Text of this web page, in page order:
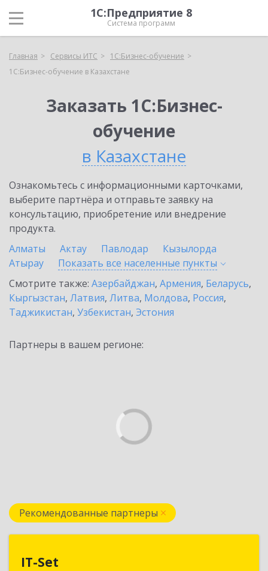
1С:Предприятие 8
Система программ
Главная Сервисы ИТС
1С:Бизнес-обучение
1С:Бизнес-обучение в Казахстане
Заказать 1С:Бизнес-
обучение
в Казахстане
Ознакомьтесь с информационными карточками,
выберите партнёра и отправьте заявку на
консультацию, приобретение или внедрение
продукта.
Алматы
Актау Павлодар
Кызылорда
Атырау
Показать все населенные пункты
Смотрите также: Азербайджан, Армения, Беларусь,
Кыргызстан, Латвия, Литва, Молдова, Россия,
Таджикистан, Узбекистан, Эстония
Партнеры в вашем регионе:
Рекомендованные партнеры
IT-Set